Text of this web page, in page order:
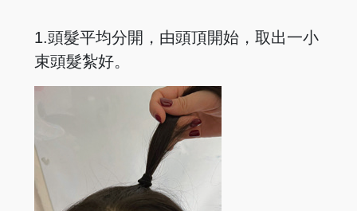
1.頭髮平均分開，由頭頂開始，取出一小
束頭髮紮好。